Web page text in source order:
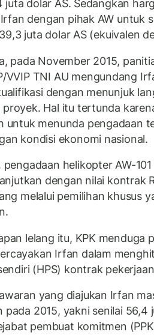
juta dolar AS. Sedangkan
dengan pihak AW untuk
juta dolar AS (ekuivalen
pada November 2015,
VVIP TNI AU mengundang
dengan menunjuk
proyek. Hal itu tertunda
untuk menunda pengadaan
kondisi ekonomi nasional.
pengadaan helikopter AW-
dengan nilai kontrak
melalui pemilihan khusus
lelang itu, KPK menduga
Irfan dalam
(HPS) kontrak pekerjaan
yang diajukan Irfan
pada 2015, yakni senilai 56,4
pembuat komitmen